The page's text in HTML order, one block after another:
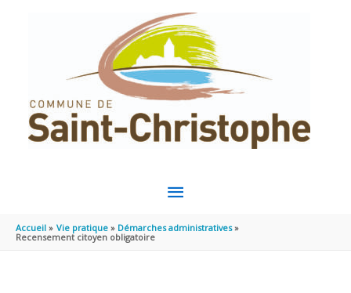
MENU
PRINCIPAL
Accueil Vie pratique
Démarches administratives
Recensement citoyen obligatoire